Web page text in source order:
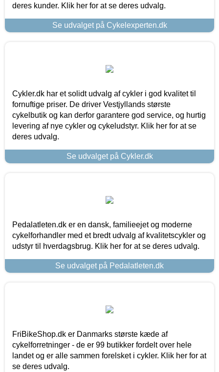
deres kunder. Klik her for at se deres udvalg.
Se udvalget på Cykelexperten.dk
Cykler.dk har et solidt udvalg af cykler i god kvalitet til
fornuftige priser. De driver Vestjyllands største
cykelbutik og kan derfor garantere god service, og hurtig
levering af nye cykler og cykeludstyr. Klik her for at se
deres udvalg.
Se udvalget på Cykler.dk
Pedalatleten.dk er en dansk, familieejet og moderne
cykelforhandler med et bredt udvalg af kvalitetscykler og
udstyr til hverdagsbrug. Klik her for at se deres udvalg.
Se udvalget på Pedalatleten.dk
FriBikeShop.dk er Danmarks største kæde af
cykelforretninger - de er 99 butikker fordelt over hele
landet og er alle sammen forelsket i cykler. Klik her for at
se deres udvalg.